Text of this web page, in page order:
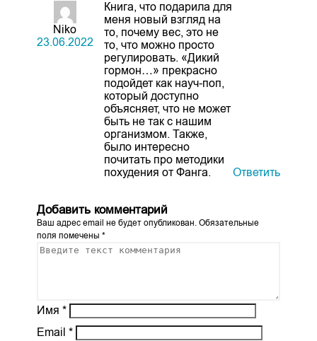
Niko
23.06.2022
Книга, что подарила для
меня новый взгляд на
то, почему вес, это не
то, что можно просто
регулировать. «Дикий
гормон…» прекрасно
подойдет как науч-поп,
который доступно
объясняет, что не может
быть не так с нашим
организмом. Также,
было интересно
почитать про методики
похудения от Фанга.
Ответить
Добавить комментарий
Ваш адрес email не будет опубликован.Обязательные
поля помечены *
Имя *
Email *